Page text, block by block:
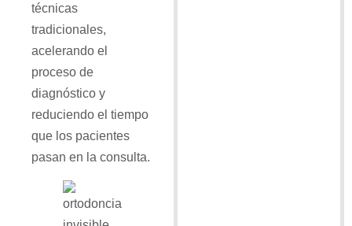
técnicas
tradicionales,
acelerando el
proceso de
diagnóstico y
reduciendo el tiempo
que los pacientes
pasan en la consulta.